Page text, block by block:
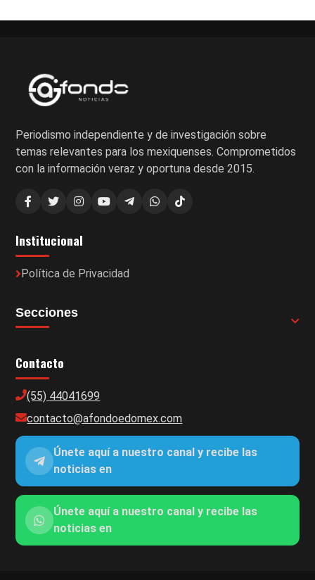
Periodismo independiente y de investigación sobre
temas relevantes para los mexiquenses. Comprometidos
con la información veraz y oportuna desde 2015.
Institucional
Política de Privacidad
Secciones
Contacto
(55) 44041699
contacto@afondoedomex.com
Únete aquí a nuestro canal y recibe las
noticias en
Únete aquí a nuestro canal y recibe las
noticias en